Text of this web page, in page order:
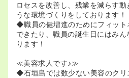
ロセスを改善し、残業を減らす
うな環境づくりをしております！
◆職員の健増進のためにフィット
できたり、職員の誕生日にはみ
ります！
≪美容求人です♪≫
◆石垣島では数少ない美容のクリ